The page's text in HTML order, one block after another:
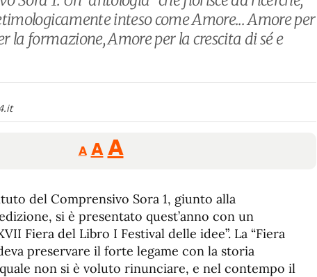
inteso come Amore... Amore per
la formazione, Amore per la crescita di sé e
A
Reducir
tamaño
A Restablecer
tamaño
de
fuente
AAumentar
de
fuente.
del Comprensivo Sora 1, giunto alla
si è presentato quest’anno con un
Fiera del Libro I Festival delle idee”. La “Fiera
preservare il forte legame con la storia
non si è voluto rinunciare, e nel contempo il